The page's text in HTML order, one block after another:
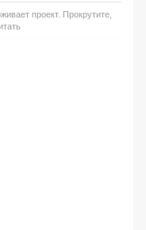
проект. Прокрутите,